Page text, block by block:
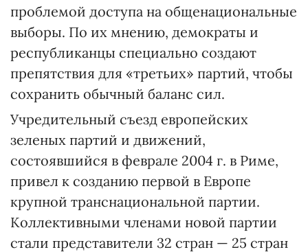
проблемой доступа на общенациональные
выборы. По их мнению, демократы и
республиканцы специально создают
препятствия для «третьих» партий, чтобы
сохранить обычный баланс сил.
Учредительный съезд европейских
зеленых партий и движений,
состоявшийся в феврале 2004 г. в Риме,
привел к созданию первой в Европе
крупной транснациональной партии.
Коллективными членами новой партии
стали представители 32 стран — 25 стран